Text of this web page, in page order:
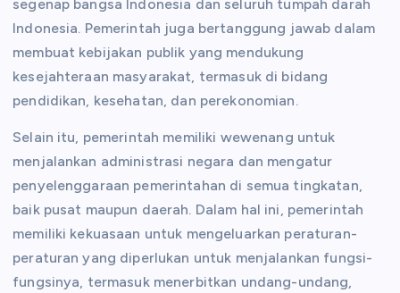
segenap bangsa Indonesia dan seluruh tumpah darah
Indonesia. Pemerintah juga bertanggung jawab dalam
membuat kebijakan publik yang mendukung
kesejahteraan masyarakat, termasuk di bidang
pendidikan, kesehatan, dan perekonomian.
Selain itu, pemerintah memiliki wewenang untuk
menjalankan administrasi negara dan mengatur
penyelenggaraan pemerintahan di semua tingkatan,
baik pusat maupun daerah. Dalam hal ini, pemerintah
memiliki kekuasaan untuk mengeluarkan peraturan-
peraturan yang diperlukan untuk menjalankan fungsi-
fungsinya, termasuk menerbitkan undang-undang,